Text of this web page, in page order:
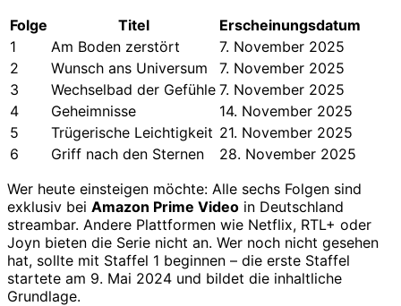
Folge
Titel
Erscheinungsdatum
1
Am Boden zerstört
7. November 2025
2
Wunsch ans Universum
7. November 2025
3
Wechselbad der Gefühle 7. November 2025
4
Geheimnisse
14. November 2025
5
Trügerische Leichtigkeit 21. November 2025
6
Griff nach den Sternen
28. November 2025
Wer heute einsteigen möchte: Alle sechs Folgen sind
exklusiv bei Amazon Prime Video in Deutschland
streambar. Andere Plattformen wie Netflix, RTL+ oder
Joyn bieten die Serie nicht an. Wer noch nicht gesehen
hat, sollte mit Staffel 1 beginnen – die erste Staffel
startete am 9. Mai 2024 und bildet die inhaltliche
Grundlage.